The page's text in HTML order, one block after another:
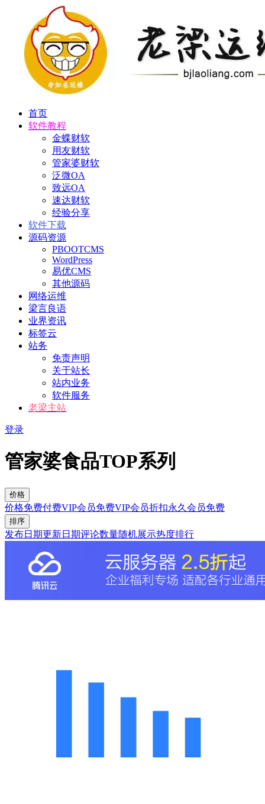
首页
软件教程
金蝶财软
用友财软
管家婆财软
泛微OA
致远OA
速达财软
经验分享
软件下载
源码资源
PBOOTCMS
WordPress
易优CMS
其他源码
网络运维
梁言良语
业界资讯
标签云
站务
免责声明
关于站长
站内业务
软件服务
老梁主站
登录
管家婆食品TOP系列
价格
价格免费付费VIP会员免费VIP会员折扣永久会员免费
排序
发布日期更新日期评论数量随机展示热度排行